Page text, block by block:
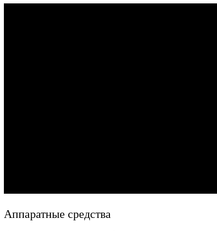
Аппаратные средства